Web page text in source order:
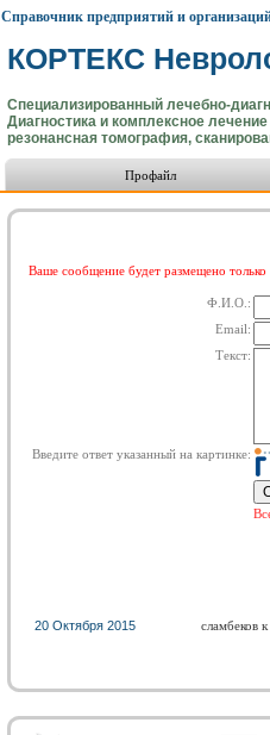
Справочник предприятий и
КОРТЕКС
Cпециализированный лечебно-
Диагностика и комплексное
резонансная томография,
Профайл
Ваше сообщение будет размещено
Ф.И.О.:
Email:
Текст:
Введите ответ указанный на картинке:
20 Октября 2015 сламбеков к